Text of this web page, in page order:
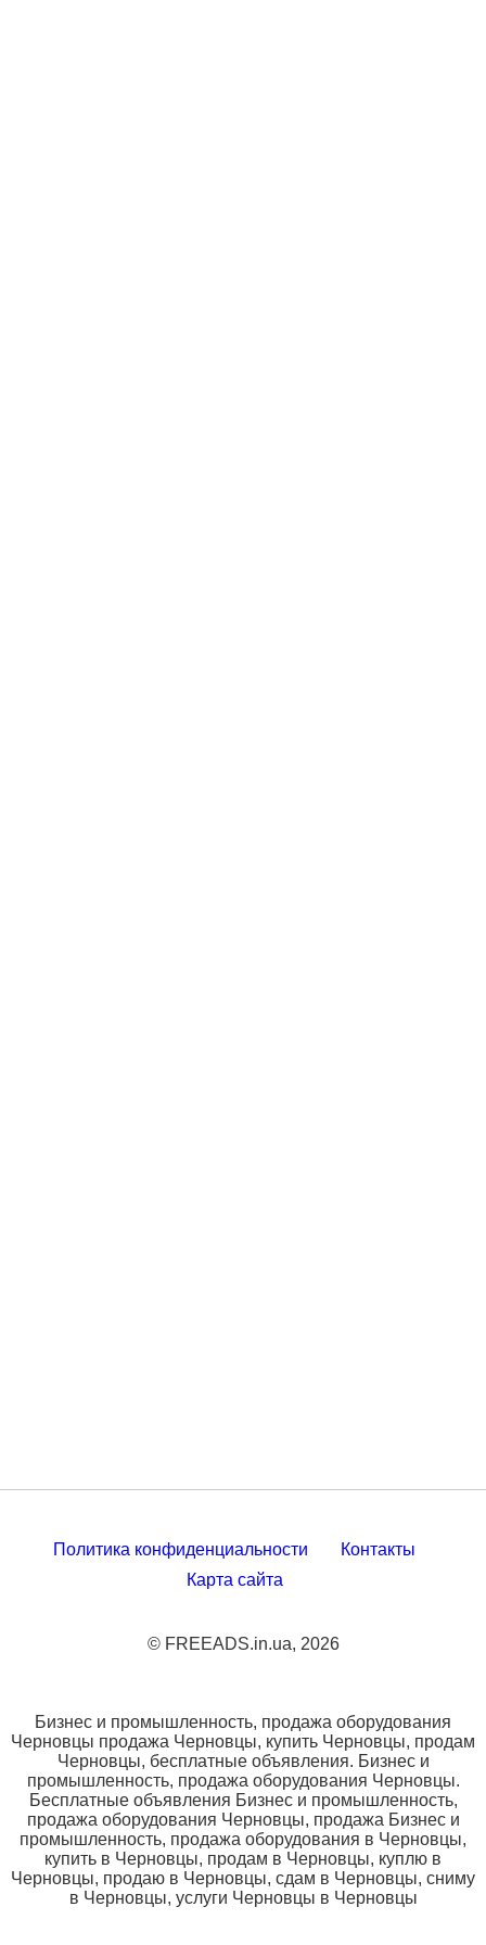
Политика конфиденциальности
Контакты
Карта сайта
© FREEADS.in.ua, 2026
Бизнес и промышленность, продажа оборудования
Черновцы продажа Черновцы, купить Черновцы, продам
Черновцы, бесплатные объявления. Бизнес и
промышленность, продажа оборудования Черновцы.
Бесплатные объявления Бизнес и промышленность,
продажа оборудования Черновцы, продажа Бизнес и
промышленность, продажа оборудования в Черновцы,
купить в Черновцы, продам в Черновцы, куплю в
Черновцы, продаю в Черновцы, сдам в Черновцы, сниму
в Черновцы, услуги Черновцы в Черновцы